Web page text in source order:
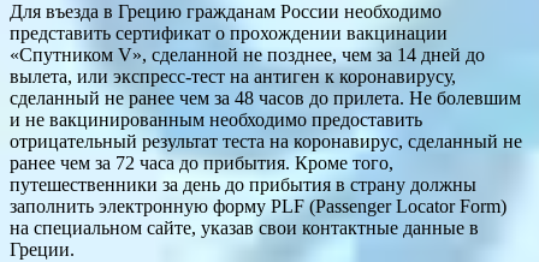
Для въезда в Грецию гражданам России необходимо
представить сертификат о прохождении вакцинации
«Спутником V», сделанной не позднее, чем за 14 дней до
вылета, или экспресс-тест на антиген к коронавирусу,
сделанный не ранее чем за 48 часов до прилета. Не болевшим
и не вакцинированным необходимо предоставить
отрицательный результат теста на коронавирус, сделанный не
ранее чем за 72 часа до прибытия. Кроме того,
путешественники за день до прибытия в страну должны
заполнить электронную форму PLF (Passenger Locator Form)
на специальном сайте, указав свои контактные данные в
Греции.